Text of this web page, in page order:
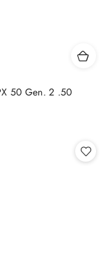
50 Gen. 2 .50